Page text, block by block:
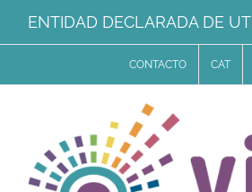
Saltar
al
ENTIDAD DECLARADA DE
CONTACTO CAT